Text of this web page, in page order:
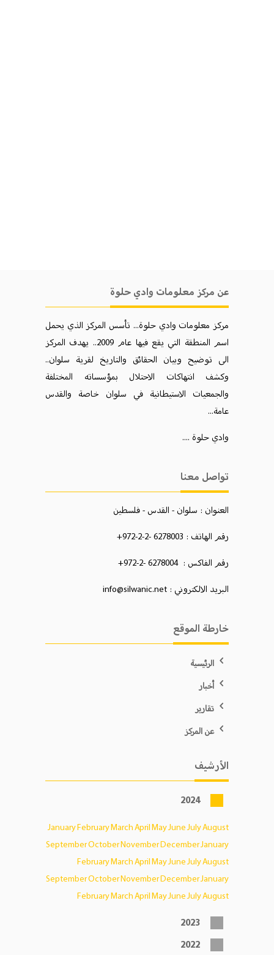
عن مركز معلومات وادي حلوة
مركز معلومات وادي حلوة... تأسس المركز الذي يحمل
اسم المنطقة التي يقع فيها عام 2009.. يهدف المركز
الی توضيح وبيان الحقائق والتاريخ لقرية سلوان..
وكشف انتهاكات الاحتلال بمؤسساته المختلفة
والجمعيات الاستيطانية في سلوان خاصة والقدس
عامة...
وادي حلوة ....
تواصل معنا
العنوان : سلوان - القدس - فلسطين
رقم الهاتف : 6278003 -2-2-972+
رقم الفاكس : 6278004 -2-972+
البريد الالكتروني : info@silwanic.net
خارطة الموقع
الرئيسية
أخبار
تقارير
عن المركز
الأرشيف
2024
JanuaryFebruaryMarchAprilMayJuneJulyAugust
SeptemberOctoberNovemberDecemberJanuary
FebruaryMarchAprilMayJuneJulyAugust
SeptemberOctoberNovemberDecemberJanuary
FebruaryMarchAprilMayJuneJulyAugust
2023
2022